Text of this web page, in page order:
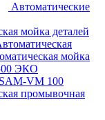
Автоматические
мойка деталей
мойка
ЭКО
VM 100
промывочная